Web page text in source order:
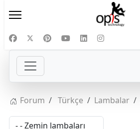
Forum Türkçe Lambalar